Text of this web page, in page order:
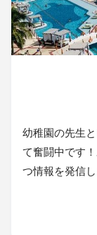
幼稚園の先生
て奮闘中です
つ情報を発信し